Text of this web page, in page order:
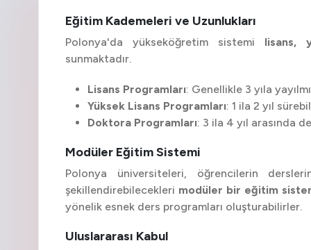
Eğitim Kademeleri ve Uzunlukları
Polonya'da yükseköğretim sistemi lisans,
sunmaktadır.
Lisans Programları: Genellikle 3 yıla
Yüksek Lisans Programları: 1 ila 2 yıl
Doktora Programları: 3 ila 4 yıl arasında
Modüler Eğitim Sistemi
Polonya üniversiteleri, öğrencilerin
şekillendirebilecekleri modüler bir eğitim
yönelik esnek ders programları oluşturabilirler.
Uluslararası Kabul